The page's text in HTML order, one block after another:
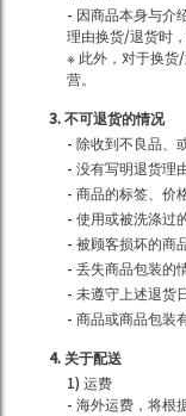
- 因商品本身与介
理由换货/退货时
※ 此外，对于换货
营。
3. 不可退货的情况
- 除收到不良品、
- 没有写明退货理
- 商品的标签、价
- 使用或被洗涤过
- 被顾客损坏的商
- 丢失商品包装的
- 未遵守上述退货
- 商品或商品包装
4. 关于配送
1) 运费
- 海外运费，将根